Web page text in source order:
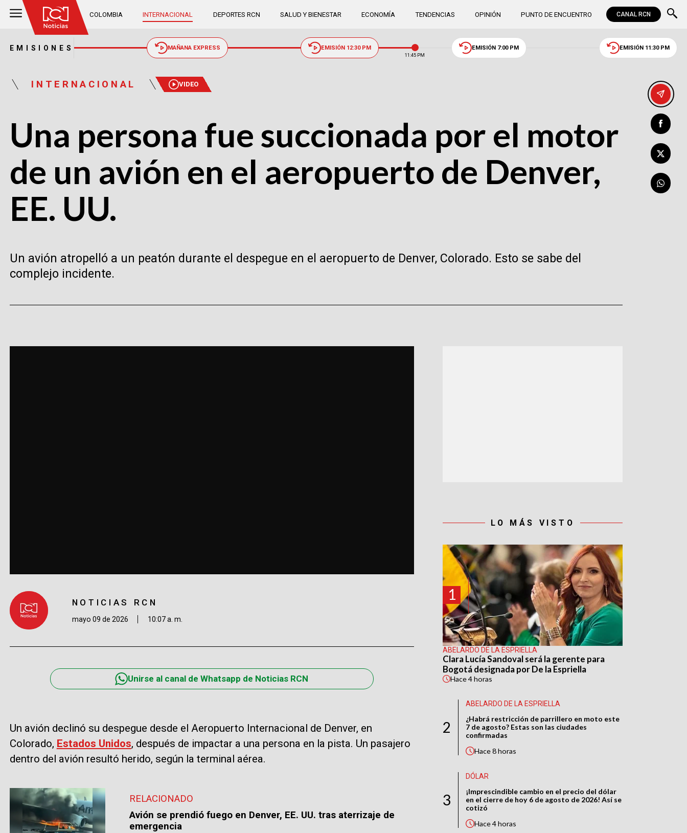
COLOMBIA INTERNACIONAL DEPORTES RCN SALUD Y BIENESTAR ECONOMÍA TENDENCIAS OPINIÓN PUNTO DE ENCUENTRO CANAL RCN
EMISIONES MAÑANA EXPRESS EMISIÓN 12:30 PM
11:45 PM
EMISIÓN 7:00 PM EMISIÓN 11:30 PM
INTERNACIONAL VIDEO
Una persona fue succionada por el motor
de un avión en el aeropuerto de Denver,
EE. UU.
Un avión atropelló a un peatón durante el despegue en el aeropuerto de Denver, Colorado. Esto se sabe del
complejo incidente.
NOTICIAS RCN
mayo 09 de 2026 10:07 a. m.
Unirse al canal de Whatsapp de Noticias RCN
Un avión declinó su despegue desde el Aeropuerto Internacional de Denver, en
Colorado, Estados Unidos, después de impactar a una persona en la pista. Un pasajero
dentro del avión resultó herido, según la terminal aérea.
RELACIONADO
Avión se prendió fuego en Denver, EE. UU. tras aterrizaje de
emergencia
LO MÁS VISTO
1
ABELARDO DE LA ESPRIELLA
Clara Lucía Sandoval será la gerente para
Bogotá designada por De la Espriella
Hace4 horas
2
ABELARDO DE LA ESPRIELLA
¿Habrá restricción de parrillero en moto este
7 de agosto? Estas son las ciudades
confirmadas
Hace8 horas
3
DÓLAR
¡Imprescindible cambio en el precio del dólar
en el cierre de hoy 6 de agosto de 2026! Así se
cotizó
Hace4 horas